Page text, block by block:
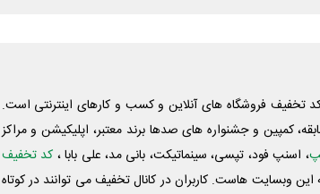
تخفیف فروشگاه های آنلاین و کسب و‌ کارهای اینترنتی است.
کمپین و جشنواره های صدها برند معتبر، اپلیکیشن و مراکز
، اسنپ فود، تپسی، سینماتیکت، بانی مد، علی‌ بابا ، کد تخفیف
این وبسایت ‌هاست. کاربران در کانال تخفیف می توانند در کوتاه